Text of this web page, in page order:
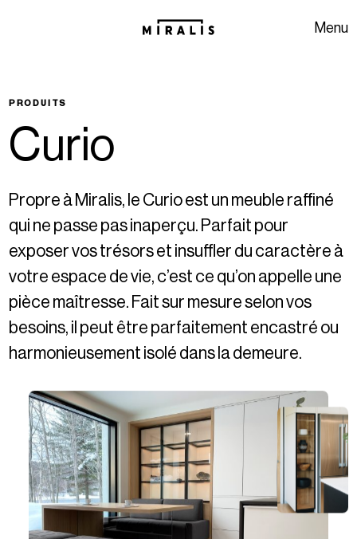
Menu
PRODUITS
Curio
Propre à Miralis, le Curio est un meuble raffiné
qui ne passe pas inaperçu. Parfait pour
exposer vos trésors et insuffler du caractère à
votre espace de vie, c’est ce qu’on appelle une
pièce maîtresse. Fait sur mesure selon vos
besoins, il peut être parfaitement encastré ou
harmonieusement isolé dans la demeure.